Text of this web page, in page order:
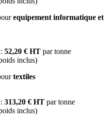
equipement informatique et
52,20 € HT par tonne
inclus)
textiles
313,20 € HT par tonne
inclus)